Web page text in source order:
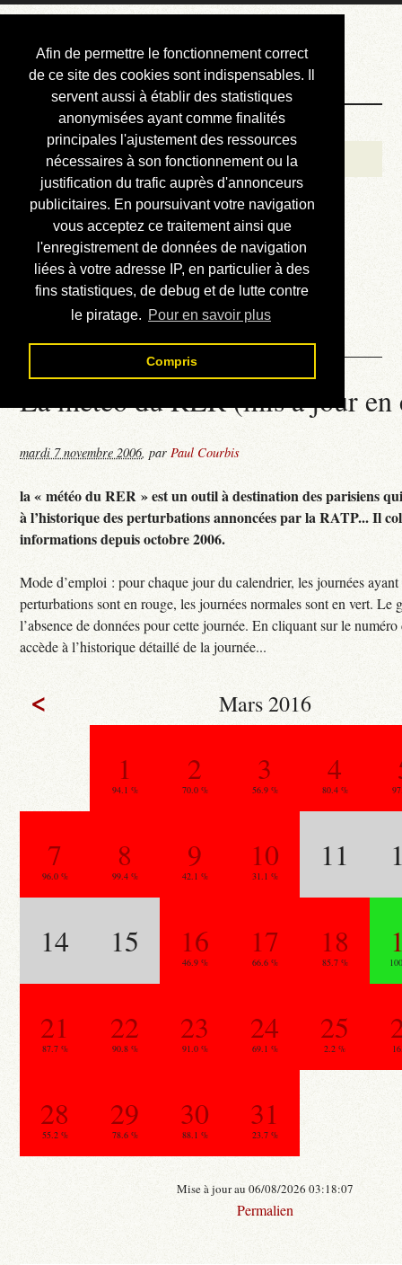
Afin de permettre le fonctionnement correct
de ce site des cookies sont indispensables. Il
servent aussi à établir des statistiques
anonymisées ayant comme finalités
principales l'ajustement des ressources
nécessaires à son fonctionnement ou la
justification du trafic auprès d'annonceurs
publicitaires. En poursuivant votre navigation
vous acceptez ce traitement ainsi que
l'enregistrement de données de navigation
liées à votre adresse IP, en particulier à des
fins statistiques, de debug et de lutte contre
le piratage. Pour en savoir plus
Compris
Courbis, « LE »
Blog Officiel
Bienvenue
Réalisations
Divers (et d’été)
Annonces
Liens externes
Téléchargement
Contact
La météo du RER (mis à jour
mardi 7 novembre 2006,parPaul Courbis
la « météo du RER » est un outil à destination des parisiens
à l’historique des perturbations annoncées par la RATP... Il
informations depuis octobre 2006.
Mode d’emploi : pour chaque jour du calendrier, les journées
perturbations sont en rouge, les journées normales sont en vert. Le
l’absence de données pour cette journée. En cliquant sur le
accède à l’historique détaillé de la journée...
< Mars 2016
1
94.1 %
2
70.0 %
3
56.9 %
4
80.4 %
7
96.0 %
8
99.4 %
9
42.1 %
10
31.1 %
11
14 15 16
46.9 %
17
66.6 %
18
85.7 %
21
87.7 %
22
90.8 %
23
91.0 %
24
69.1 %
25
2.2 %
28
55.2 %
29
78.6 %
30
88.1 %
31
23.7 %
Mise à jour au 06/08/2026 03:18:07
Permalien